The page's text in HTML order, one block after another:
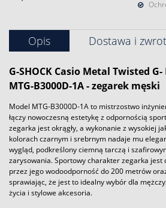
Opis Dostawa i zwrot
G-SHOCK Casio Metal Twisted
MTG-B3000D-1A - zegarek męski
Model MTG-B3000D-1A to mistrzostwo
łączy nowoczesną estetykę z odpornością
zegarka jest okrągły, a wykonanie z wysokiej
kolorach czarnym i srebrnym nadaje mu
wygląd, podkreślony ciemną tarczą i
zarysowania. Sportowy charakter zegarka jest
przez jego wodoodporność do 200 metrów
sprawiając, że jest to idealny wybór dla
życia i stylowe akcesoria.